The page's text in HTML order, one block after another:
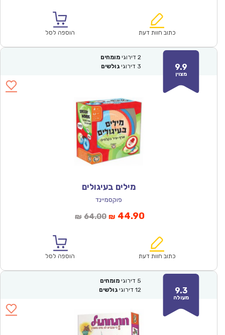
₪150.00.
הוא:
כתוב חוות דעת הוספה לסל
9.9
מצוין
2 דירוגי מומחים
3 דירוגי גולשים
מילים בעיגולים
פוקסמיינד
₪ 64.00המחיר
₪64.00.
₪ 44.90המחיר
הוא:
כתוב חוות דעת הוספה לסל
9.3
מעולה
5 דירוגי מומחים
12 דירוגי גולשים